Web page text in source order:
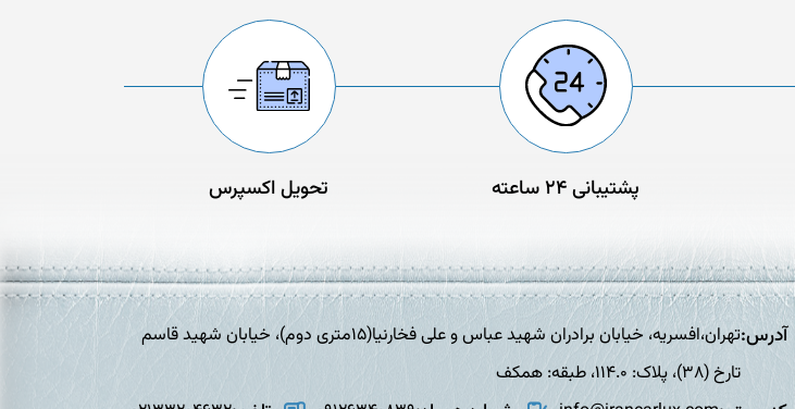
پشتیبانی 24 ساعته تحویل اکسپرس
آدرس:
تهران،افسریه، خیابان برادران شهید عباس و علی فخارنیا(15متری دوم)، خیابان شهید قاسم
تارخ (38)، پلاک: 114.0، طبقه: همکف